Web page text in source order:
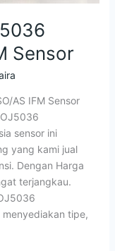
Sensor
AS IFM Sensor
sensor ini
yang kami jual
Dengan Harga
terjangkau.
menyediakan tipe,